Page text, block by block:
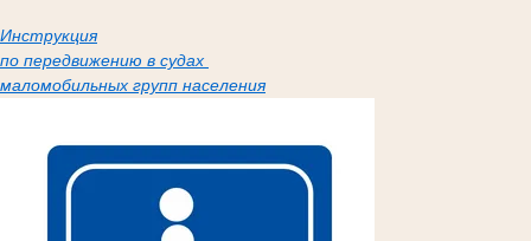
Инструкция
по передвижению в судах
маломобильных групп населения